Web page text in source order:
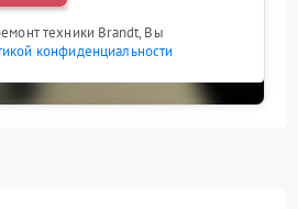
техники Brandt, Вы
конфиденциальности